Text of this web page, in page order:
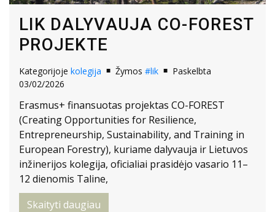
LIK DALYVAUJA CO-FOREST
PROJEKTE
Kategorijoje kolegija Žymos #lik
Paskelbta
03/02/2026
Erasmus+ finansuotas projektas CO-FOREST
(Creating Opportunities for Resilience,
Entrepreneurship, Sustainability, and Training in
European Forestry), kuriame dalyvauja ir Lietuvos
inžinerijos kolegija, oficialiai prasidėjo vasario 11–
12 dienomis Taline,
Skaityti daugiau